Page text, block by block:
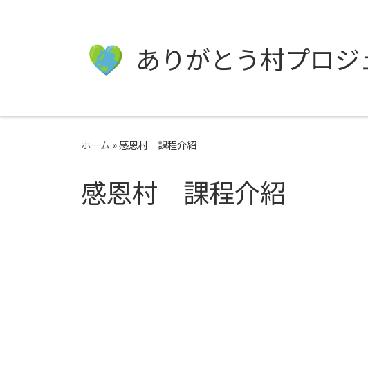
ありがとう村プロジ
ホーム »感恩村 課程介紹
感恩村 課程介紹